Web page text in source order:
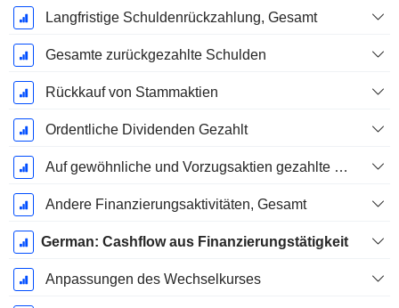
Langfristige Schuldenrückzahlung, Gesamt
Gesamte zurückgezahlte Schulden
Rückkauf von Stammaktien
Ordentliche Dividenden Gezahlt
Auf gewöhnliche und Vorzugsaktien gezahlte Dividenden
Andere Finanzierungsaktivitäten, Gesamt
German: Cashflow aus Finanzierungstätigkeit
Anpassungen des Wechselkurses